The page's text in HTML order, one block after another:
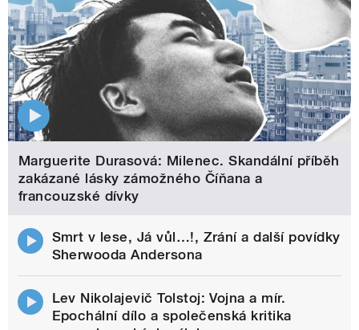
Marguerite Durasová: Milenec. Skandální příběh
zakázané lásky zámožného Číňana a
francouzské dívky
Smrt v lese, Já vůl…!, Zrání a další povídky
Sherwooda Andersona
Lev Nikolajevič Tolstoj: Vojna a mír.
Epochální dílo a společenská kritika